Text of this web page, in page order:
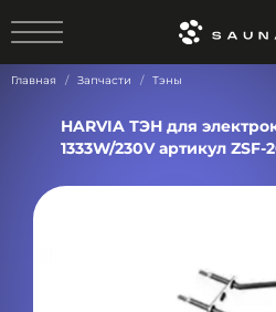
Главная Запчасти Тэны
HARVIA ТЭН для
1333W/230V артикул ZSF-